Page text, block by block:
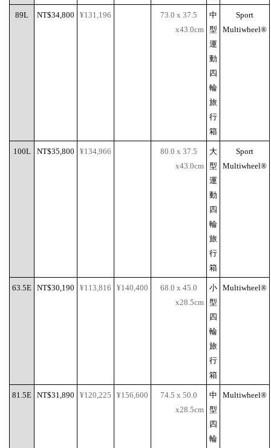
89L NT$34,800 ¥131,196
73.0 x 37.5
x43.0cm
中
型
運
動
四
輪
旅
行
箱
Sport
Multiwheel®
100L NT$35,800 ¥134,966
80.0 x 37.5
x43.0cm
大
型
運
動
四
輪
旅
行
箱
Sport
Multiwheel®
63.5E NT$30,190 ¥113,816 ¥140,400
68.0 x 45.0
x28.5cm
小
型
四
輪
旅
行
箱
Multiwheel®
81.5E NT$31,890 ¥120,225 ¥156,600
74.5 x 50.0
x28.5cm
中
型
四
輪
Multiwheel®